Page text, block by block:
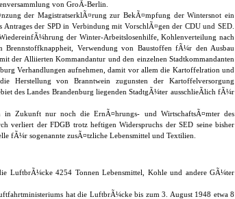
von GroÃ-Berlin.
der MagistratserklÃ¤rung zur BekÃ¤mpfung der Wintersnot ein
Antrages der SPD in Verbindung mit VorschlÃ¤gen der CDU und SED.
der Winter-Arbeitslosenhilfe, Kohlenverteilung nach
Brennstoffknappheit, Verwendung von Baustoffen fÃ¼r den Ausbau
der Alliierten Kommandantur und den einzelnen Stadtkommandanten
Verhandlungen aufnehmen, damit vor allem die Kartoffelration und
Herstellung von Branntwein zugunsten der Kartoffelversorgung
des Landes Brandenburg liegenden StadtgÃ¼ter ausschlieÃlich fÃ¼r
in Zukunft nur noch die ErnÃ¤hrungs- und WirtschaftsÃ¤mter des
verliert der FDGB trotz heftigen Widerspruchs der SED seine bisher
fÃ¼r sogenannte zusÃ¤tzliche Lebensmittel und Textilien.
LuftbrÃ¼cke 4254 Tonnen Lebensmittel, Kohle und andere GÃ¼ter
hat die LuftbrÃ¼cke bis zum 3. August 1948 etwa 8